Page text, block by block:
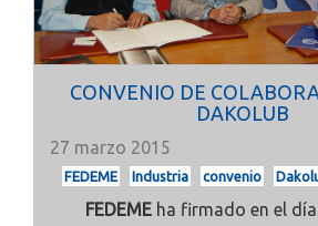
CONVENIO DE
DAKOLUB
27 marzo 2015
FEDEME Industria convenio
FEDEME ha firmado en el